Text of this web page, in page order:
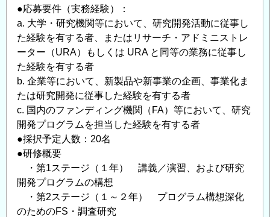
第
28
回
交
流
展
示
会
開
催
の
ご
案
内
●応募要件（実務経験）：
a. 大学・研究機関等において、研究開発活動に従事し
た経験を有する者、またはリサーチ・アドミニストレ
ーター（URA）もしくは URA と同等の業務に従事し
た経験を有する者
b. 企業等において、新製品や新事業の企画、事業化ま
たは研究開発に従事した経験を有する者
c. 国内のファンディング機関（FA）等において、研究
開発プログラムを担当した経験を有する者
●採択予定人数：20名
●研修概要
・第1ステージ（１年） 講義／演習、および研究
開発プログラムの構想
・第2ステージ（１～２年） プログラム構想深化
のためのFS・調査研究